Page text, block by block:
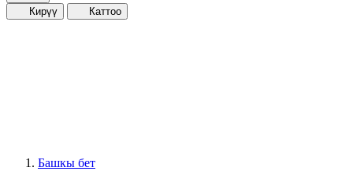
Кирүү Каттоо
Башкы бет